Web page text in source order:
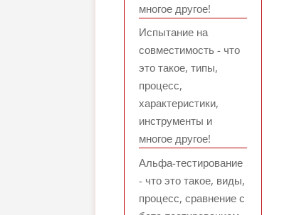
многое другое!
Испытание на
совместимость - что
это такое, типы,
процесс,
характеристики,
инструменты и
многое другое!
Альфа-тестирование
- что это такое, виды,
процесс, сравнение с